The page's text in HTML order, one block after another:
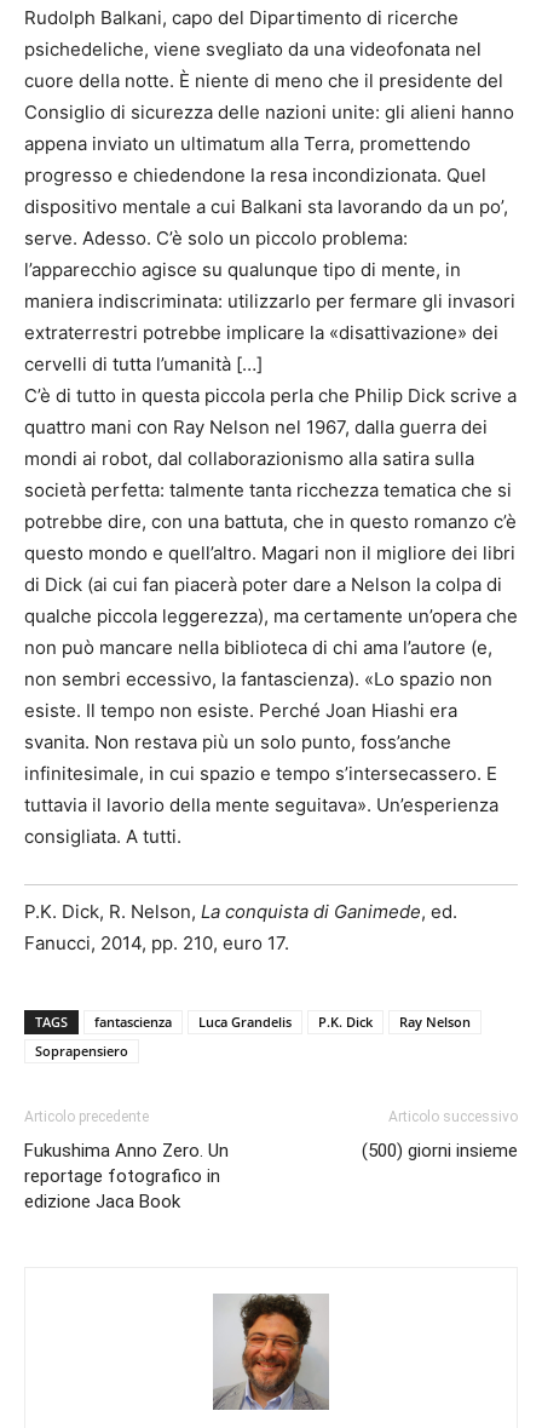
Rudolph Balkani, capo del Dipartimento di ricerche
psichedeliche, viene svegliato da una videofonata nel
cuore della notte. È niente di meno che il presidente del
Consiglio di sicurezza delle nazioni unite: gli alieni hanno
appena inviato un ultimatum alla Terra, promettendo
progresso e chiedendone la resa incondizionata. Quel
dispositivo mentale a cui Balkani sta lavorando da un po’,
serve. Adesso. C’è solo un piccolo problema:
l’apparecchio agisce su qualunque tipo di mente, in
maniera indiscriminata: utilizzarlo per fermare gli invasori
extraterrestri potrebbe implicare la «disattivazione» dei
cervelli di tutta l’umanità […]
C’è di tutto in questa piccola perla che Philip Dick scrive a
quattro mani con Ray Nelson nel 1967, dalla guerra dei
mondi ai robot, dal collaborazionismo alla satira sulla
società perfetta: talmente tanta ricchezza tematica che si
potrebbe dire, con una battuta, che in questo romanzo c’è
questo mondo e quell’altro. Magari non il migliore dei libri
di Dick (ai cui fan piacerà poter dare a Nelson la colpa di
qualche piccola leggerezza), ma certamente un’opera che
non può mancare nella biblioteca di chi ama l’autore (e,
non sembri eccessivo, la fantascienza). «Lo spazio non
esiste. Il tempo non esiste. Perché Joan Hiashi era
svanita. Non restava più un solo punto, foss’anche
infinitesimale, in cui spazio e tempo s’intersecassero. E
tuttavia il lavorio della mente seguitava». Un’esperienza
consigliata. A tutti.
P.K. Dick, R. Nelson, La conquista di Ganimede, ed.
Fanucci, 2014, pp. 210, euro 17.
TAGS fantascienza Luca Grandelis P.K. Dick
Ray Nelson
Soprapensiero
Articolo precedente
Fukushima Anno Zero. Un
reportage fotografico in
edizione Jaca Book
Articolo successivo
(500) giorni insieme